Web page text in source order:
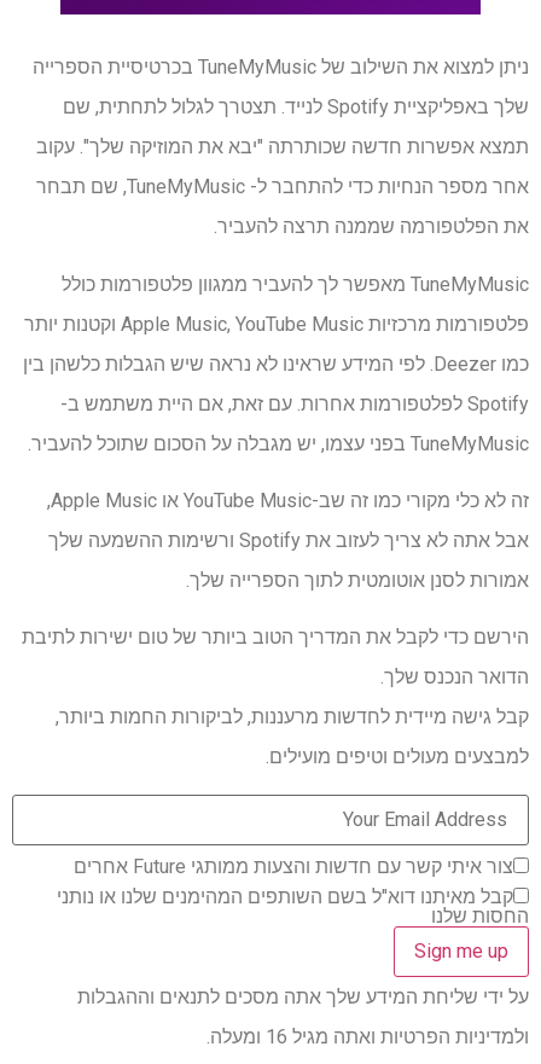
ניתן למצוא את השילוב של TuneMyMusic בכרטיסיית הספרייה
שלך באפליקציית Spotify לנייד. תצטרך לגלול לתחתית, שם
תמצא אפשרות חדשה שכותרתה "יבא את המוזיקה שלך". עקוב
אחר מספר הנחיות כדי להתחבר ל- TuneMyMusic, שם תבחר
את הפלטפורמה שממנה תרצה להעביר.
TuneMyMusic מאפשר לך להעביר ממגוון פלטפורמות כולל
פלטפורמות מרכזיות Apple Music, YouTube Music וקטנות יותר
כמו Deezer. לפי המידע שראינו לא נראה שיש הגבלות כלשהן בין
Spotify לפלטפורמות אחרות. עם זאת, אם היית משתמש ב-
TuneMyMusic בפני עצמו, יש מגבלה על הסכום שתוכל להעביר.
זה לא כלי מקורי כמו זה שב-YouTube Music או Apple Music,
אבל אתה לא צריך לעזוב את Spotify ורשימות ההשמעה שלך
אמורות לסנן אוטומטית לתוך הספרייה שלך.
הירשם כדי לקבל את המדריך הטוב ביותר של טום ישירות לתיבת
הדואר הנכנס שלך.
קבל גישה מיידית לחדשות מרעננות, לביקורות החמות ביותר,
למבצעים מעולים וטיפים מועילים.
צור איתי קשר עם חדשות והצעות ממותגי Future אחרים
קבל מאיתנו דוא"ל בשם השותפים המהימנים שלנו או נותני
החסות שלנו
על ידי שליחת המידע שלך אתה מסכים לתנאים וההגבלות
ולמדיניות הפרטיות ואתה מגיל 16 ומעלה.